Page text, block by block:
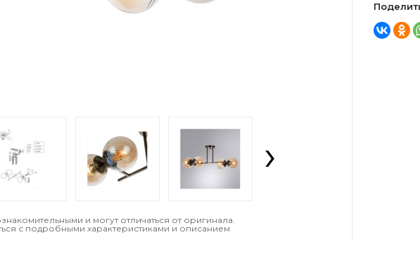
›
и могут отличаться от оригинала.
с подробными характеристиками и описанием